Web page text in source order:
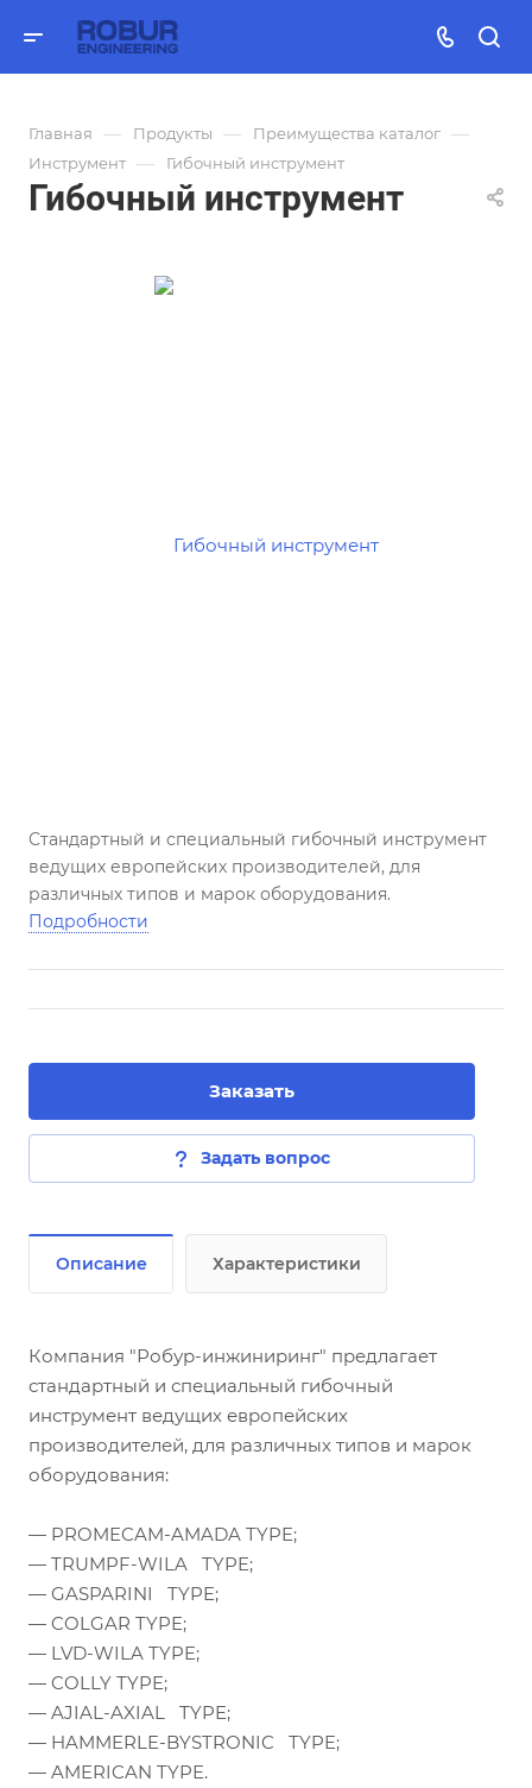
Главная — Продукты — Преимущества каталог —
Инструмент — Гибочный инструмент
Гибочный инструмент
Стандартный и специальный гибочный инструмент
ведущих европейских производителей, для
различных типов и марок оборудования.
Подробности
Заказать
Задать вопрос
Описание Характеристики
Компания "Робур-инжиниринг" предлагает
стандартный и специальный гибочный
инструмент ведущих европейских
производителей, для различных типов и марок
оборудования:
— PROMECAM-AMADA TYPE;
— TRUMPF-WILA TYPE;
— GASPARINI TYPE;
— COLGAR TYPE;
— LVD-WILA TYPE;
— COLLY TYPE;
— AJIAL-AXIAL TYPE;
— HAMMERLE-BYSTRONIC TYPE;
— AMERICAN TYPE.